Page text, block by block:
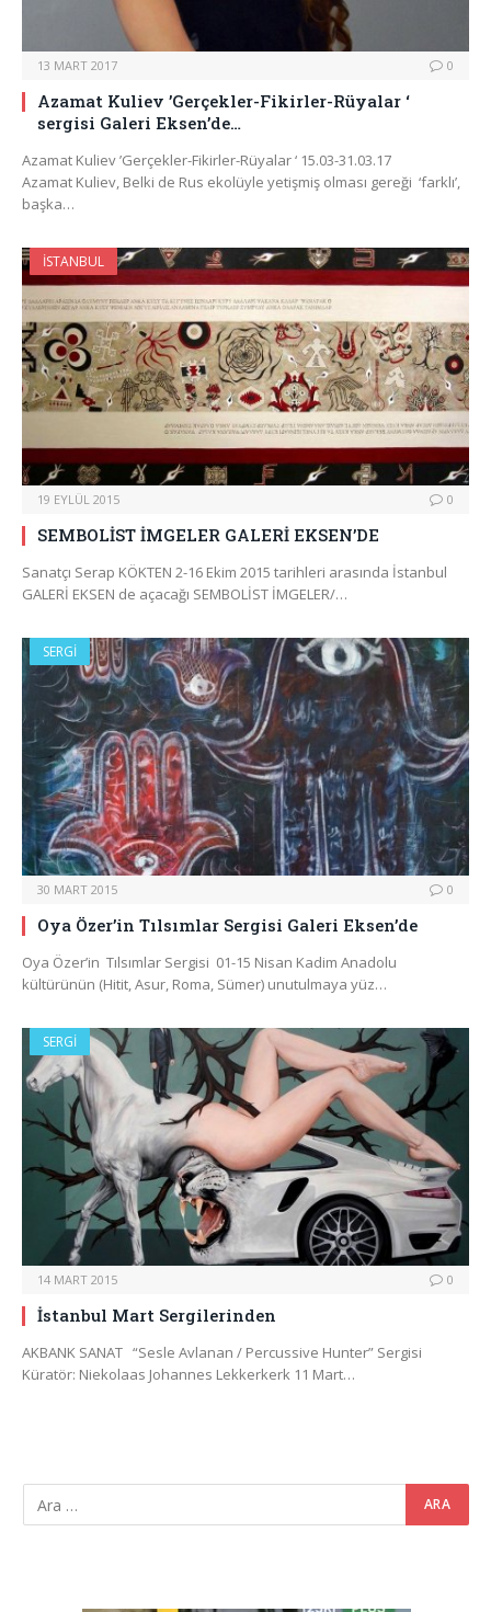
13 MART 2017 0
Azamat Kuliev ’Gerçekler-Fikirler-Rüyalar ‘
sergisi Galeri Eksen’de…
Azamat Kuliev ’Gerçekler-Fikirler-Rüyalar ‘ 15.03-31.03.17
Azamat Kuliev, Belki de Rus ekolüyle yetişmiş olması gereği ‘farklı’,
başka…
İSTANBUL
19 EYLÜL 2015 0
SEMBOLİST İMGELER GALERİ EKSEN’DE
Sanatçı Serap KÖKTEN 2-16 Ekim 2015 tarihleri arasında İstanbul
GALERİ EKSEN de açacağı SEMBOLİST İMGELER/…
SERGI
30 MART 2015 0
Oya Özer’in Tılsımlar Sergisi Galeri Eksen’de
Oya Özer’in Tılsımlar Sergisi 01-15 Nisan Kadim Anadolu
kültürünün (Hitit, Asur, Roma, Sümer) unutulmaya yüz…
SERGI
14 MART 2015 0
İstanbul Mart Sergilerinden
AKBANK SANAT “Sesle Avlanan / Percussive Hunter” Sergisi
Küratör: Niekolaas Johannes Lekkerkerk 11 Mart…